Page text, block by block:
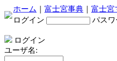
ホーム 富士宮事典 富士宮
ログイン
パスワ
ログイン
ユーザ名: